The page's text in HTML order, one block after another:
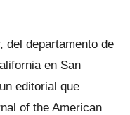
del departamento de
en San
editorial que
of the American